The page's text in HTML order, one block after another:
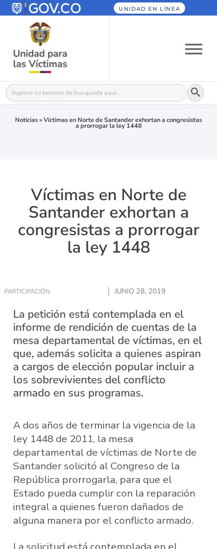
UNIDAD EN LÍNEA
Buscar: Botón
Noticias»Víctimas en Norte de Santander exhortan a congresistas
a prorrogar la ley 1448
Víctimas en Norte de
Santander exhortan a
congresistas a prorrogar
la ley 1448
PARTICIPACIÓN JUNIO 28, 2019
La petición está contemplada en el
informe de rendición de cuentas de la
mesa departamental de víctimas, en el
que, además solicita a quienes aspiran
a cargos de elección popular incluir a
los sobrevivientes del conflicto
armado en sus programas.
A dos años de terminar la vigencia de la
ley 1448 de 2011, la mesa
departamental de víctimas de Norte de
Santander solicitó al Congreso de la
República prorrogarla, para que el
Estado pueda cumplir con la reparación
integral a quienes fueron dañados de
alguna manera por el conflicto armado.